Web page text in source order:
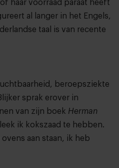
haar voorraad paraat heeft
al langer in het Engels,
taal is van recente
beroepsziekte
sprak erover in
van zijn boek Herman
ik kokszaad te hebben.
aan staan, ik heb